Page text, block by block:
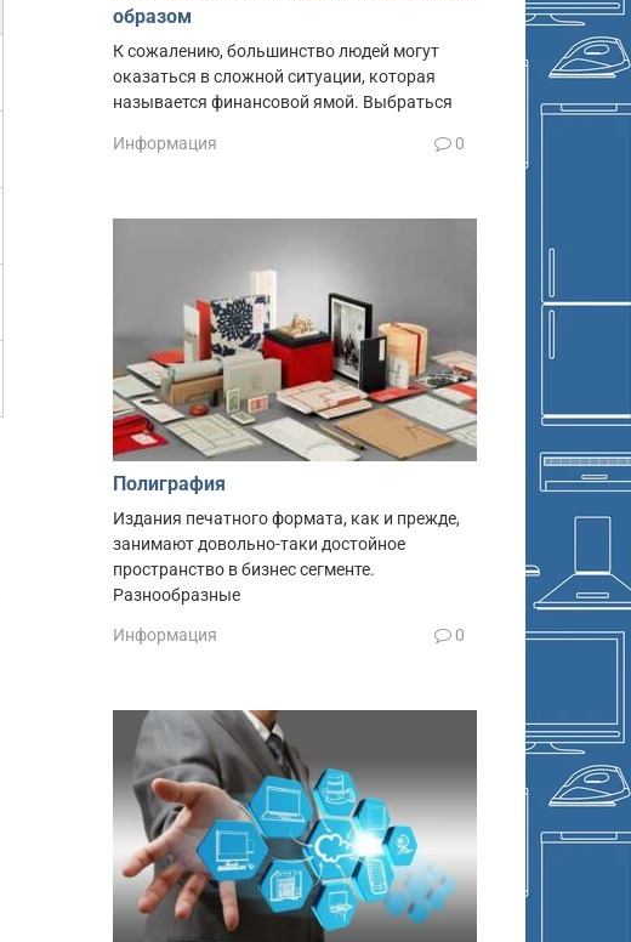
образом
К сожалению, большинство людей могут
оказаться в сложной ситуации, которая
называется финансовой ямой. Выбраться
Информация 0
Полиграфия
Издания печатного формата, как и прежде,
занимают довольно-таки достойное
пространство в бизнес сегменте.
Разнообразные
Информация 0